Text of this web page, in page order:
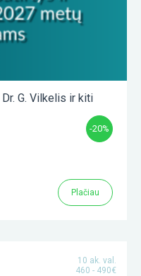
Dr. G. Vilkelis ir kiti
-20%
Plačiau
10 ak. val.
460 - 490€